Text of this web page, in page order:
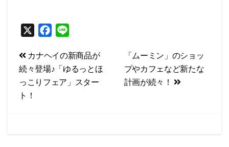
c
e
b
n
e
投
稿
ナ
「ムーミン」のショッ
プやカフェなど新たな
計画が続々！
カナヘイの新商品が
続々登場♪「ゆるっとほ
っこりフェア」スター
ト！